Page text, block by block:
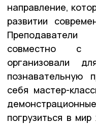
направление,
развитии
совместно с
организовали
познавательную
себя мастер-
погрузиться в